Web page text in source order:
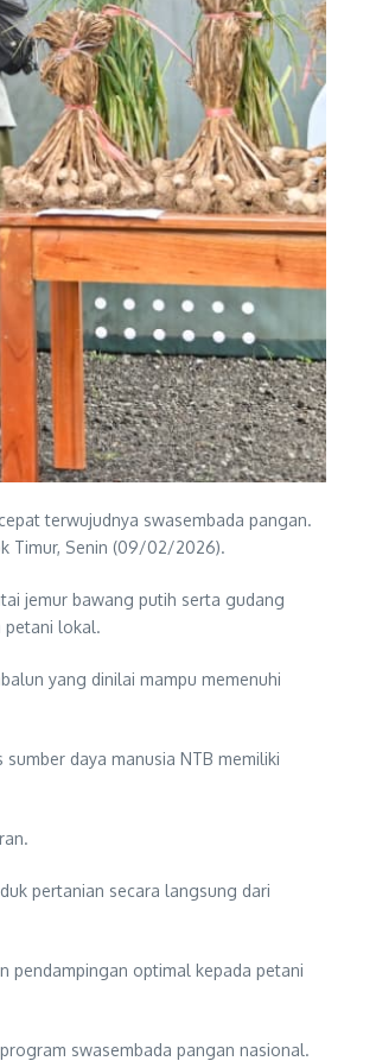
terwujudnya swasembada pangan.
Timur, Senin (09/02/2026).
jemur bawang putih serta gudang
petani lokal.
yang dinilai mampu memenuhi
daya manusia NTB memiliki
pertanian secara langsung dari
pendampingan optimal kepada petani
swasembada pangan nasional.